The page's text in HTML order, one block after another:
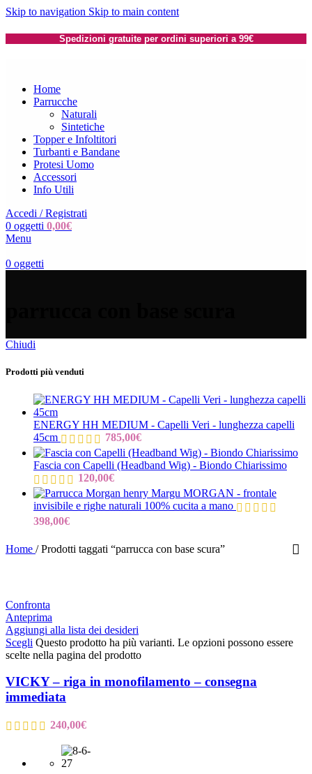
Skip to navigation Skip to main content
Spedizioni gratuite per ordini superiori a 99€
Home
Parrucche
Naturali
Sintetiche
Topper e Infoltitori
Turbanti e Bandane
Protesi Uomo
Accessori
Info Utili
Accedi / Registrati
0 oggetti 0,00€
Menu
0 oggetti
Chiudi
Prodotti più venduti
ENERGY HH MEDIUM - Capelli Veri - lunghezza capelli
45cm
785,00€
Fascia con Capelli (Headband Wig) - Biondo Chiarissimo
120,00€
MORGAN - frontale
invisibile e righe naturali 100% cucita a mano
398,00€
Home / Prodotti taggati “parrucca con base scura”
Confronta
Anteprima
Aggiungi alla lista dei desideri
Scegli Questo prodotto ha più varianti. Le opzioni possono essere
scelte nella pagina del prodotto
VICKY – riga in monofilamento – consegna
immediata
240,00€